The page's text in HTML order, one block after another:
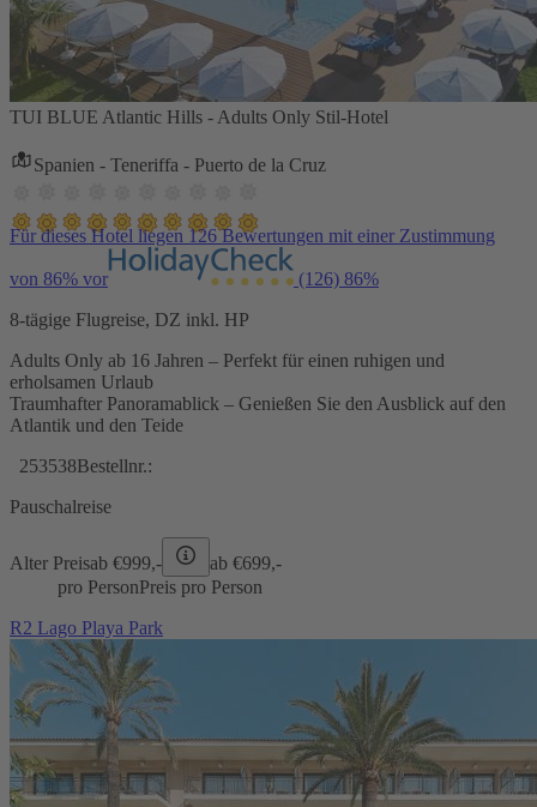
TUI BLUE Atlantic Hills - Adults Only Stil-Hotel
Spanien - Teneriffa - Puerto de la Cruz
Für dieses Hotel liegen 126 Bewertungen mit einer Zustimmung
von 86% vor (126) 86%
8-tägige Flugreise, DZ inkl. HP
Adults Only ab 16 Jahren – Perfekt für einen ruhigen und
erholsamen Urlaub
Traumhafter Panoramablick – Genießen Sie den Ausblick auf den
Atlantik und den Teide
253538Bestellnr.:
Pauschalreise
Alter Preisab €999,- ab €699,-
pro PersonPreis pro Person
R2 Lago Playa Park